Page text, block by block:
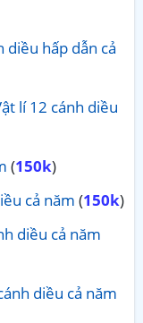
diều hấp dẫn cả
lí 12 cánh diều
(150k)
cả năm (150k)
diều cả năm
diều cả năm